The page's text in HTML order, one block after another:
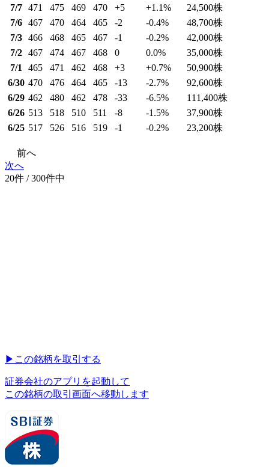
7/7 471 475 469 470 +5 +1.1% 24,500株
7/6 467 470 464 465 -2 -0.4% 48,700株
7/3 466 468 465 467 -1 -0.2% 42,000株
7/2 467 474 467 468 0 0.0% 35,000株
7/1
465 471 462 468 +3 +0.7% 50,900株
6/30 470 476 464 465 -13 -2.7% 92,600株
6/29 462 480 462 478 -33 -6.5% 111,400株
6/26 513 518 510 511 -8 -1.5% 37,900株
6/25 517 526 516 519 -1 -0.2% 23,200株
前へ
次へ
20件 / 300件中
▶︎ この銘柄を取引する
証券会社のアプリを起動して
この銘柄の取引画面へ移動します